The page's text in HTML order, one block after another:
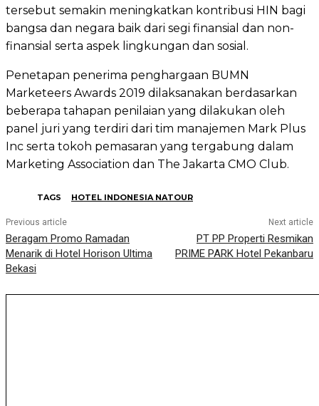
tersebut semakin meningkatkan kontribusi HIN bagi
bangsa dan negara baik dari segi finansial dan non-
finansial serta aspek lingkungan dan sosial.
Penetapan penerima penghargaan BUMN
Marketeers Awards 2019 dilaksanakan berdasarkan
beberapa tahapan penilaian yang dilakukan oleh
panel juri yang terdiri dari tim manajemen Mark Plus
Inc serta tokoh pemasaran yang tergabung dalam
Marketing Association dan The Jakarta CMO Club.
TAGS HOTEL INDONESIA NATOUR
Previous article
Beragam Promo Ramadan
Menarik di Hotel Horison Ultima
Bekasi
Next article
PT PP Properti Resmikan
PRIME PARK Hotel Pekanbaru